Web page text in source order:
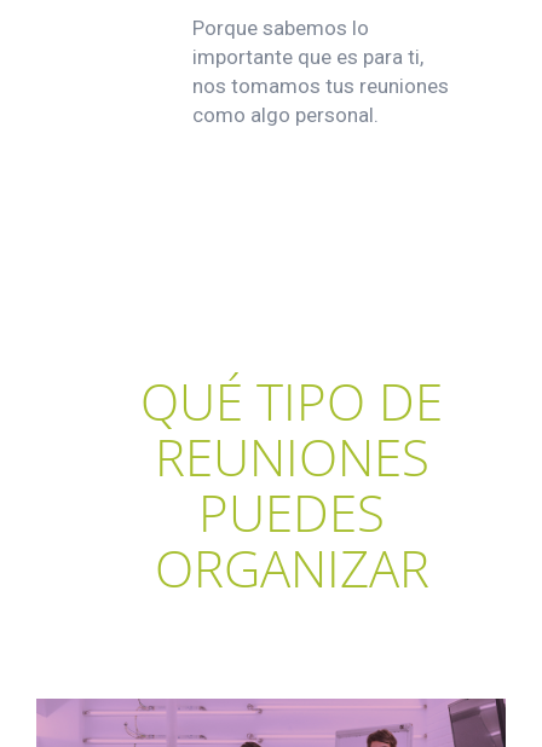
Porque sabemos lo
importante que es para ti,
nos tomamos tus reuniones
como algo personal.
QUÉ TIPO DE
REUNIONES
PUEDES
ORGANIZAR